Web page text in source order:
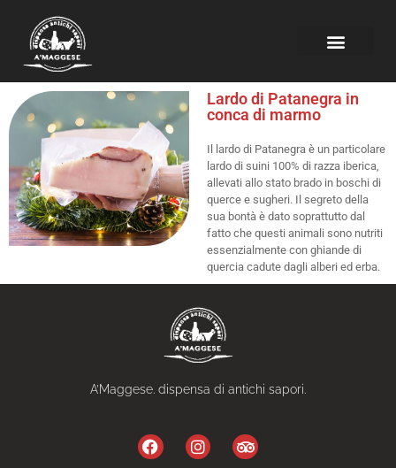
Lardo di Patanegra in
conca di marmo
Il lardo di Patanegra è un particolare
lardo di suini 100% di razza iberica,
allevati allo stato brado in boschi di
querce e sugheri. Il segreto della
sua bontà è dato soprattutto dal
fatto che questi animali sono nutriti
essenzialmente con ghiande di
quercia cadute dagli alberi ed erba.
A’Maggese. dispensa di antichi sapori.